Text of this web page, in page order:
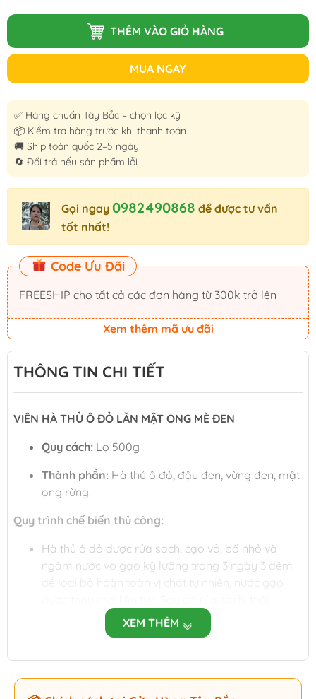
THÊM VÀO GIỎ HÀNG
MUA NGAY
✅ Hàng chuẩn Tây Bắc – chọn lọc kỹ
📦 Kiểm tra hàng trước khi thanh toán
🚚 Ship toàn quốc 2–5 ngày
🔄 Đổi trả nếu sản phẩm lỗi
Gọi ngay 0982490868 để được tư vấn
tốt nhất!
Code Ưu Đãi
FREESHIP cho tất cả các đơn hàng từ 300k trở lên
Xem thêm mã ưu đãi
THÔNG TIN CHI TIẾT
VIÊN HÀ THỦ Ô ĐỎ LĂN MẬT ONG MÈ ĐEN
Quy cách: Lọ 500g
Thành phần: Hà thủ ô đỏ, đậu đen, vừng đen, mật
ong rừng.
Quy trình chế biến thủ công:
Hà thủ ô đỏ được rửa sạch, cạo vỏ, bổ nhỏ và
ngâm nước vo gạo kỹ lưỡng trong 3 ngày 3 đêm
để loại bỏ hoàn toàn vị chát tự nhiên, nước gạo
miếng và phơi khô.
ngon.
XEM THÊM